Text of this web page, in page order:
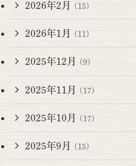
2026年2月 (15)
2026年1月 (11)
2025年12月 (9)
2025年11月 (17)
2025年10月 (17)
2025年9月 (15)